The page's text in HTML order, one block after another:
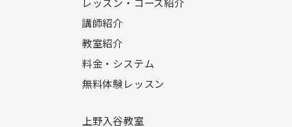
講師紹介
教室紹介
料金・システム
無料体験レッスン
上野入谷教室